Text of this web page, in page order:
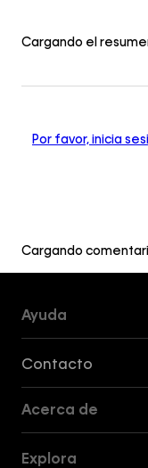
Cargando el
Por favor, inicia
Cargando
Ayuda
Contacto
Acerca de
Explora